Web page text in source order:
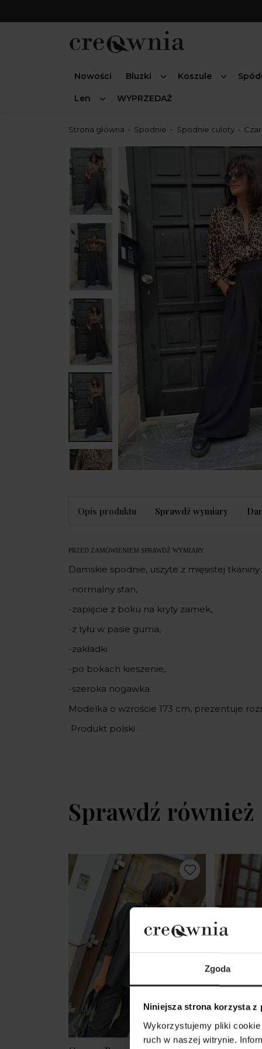
Zgoda
Niniejsza strona korzysta z
Wykorzystujemy pliki
ruch w naszej witrynie.
Nowości Bluzki Koszule
Len WYPRZEDAŻ
Strona główna Spodnie Spodnie culoty
Opis produktu Sprawdź wymiary
PRZED ZAMÓWIENIEM SPRAWDŹ WYMIARY
Damskie spodnie, uszyte z mięsistej
-normalny stan,
-zapięcie z boku na kryty zamek,
-z tyłu w pasie guma,
-zakładki
-po bokach kieszenie,
-szeroka nogawka.
Modelka o wzroście 173 cm, prezentuje
Produkt polski .
Sprawdź również